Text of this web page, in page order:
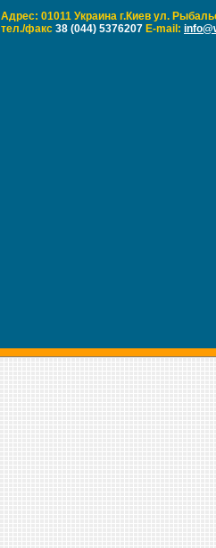
Адрес: 01011 Украина г.Киев ул.
тел./факс 38 (044) 5376207 E-mail: